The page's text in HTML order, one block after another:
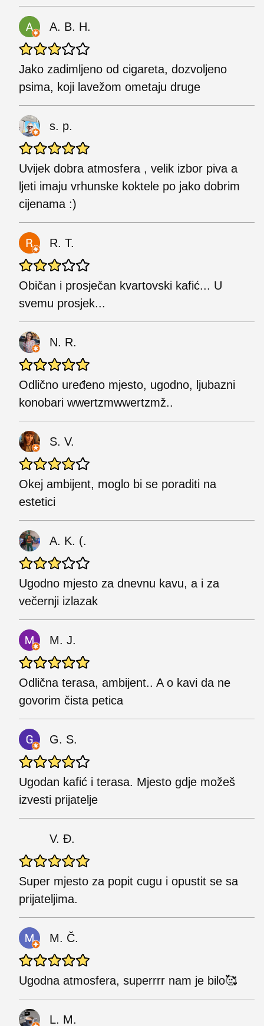
A. B. H.
Jako zadimljeno od cigareta, dozvoljeno
psima, koji lavežom ometaju druge
s. p.
Uvijek dobra atmosfera , velik izbor piva a
ljeti imaju vrhunske koktele po jako dobrim
cijenama :)
R. T.
Običan i prosječan kvartovski kafić... U
svemu prosjek...
N. R.
Odlično uređeno mjesto, ugodno, ljubazni
konobari wwertzmwwertzmž..
S. V.
Okej ambijent, moglo bi se poraditi na
estetici
A. K. (.
Ugodno mjesto za dnevnu kavu, a i za
večernji izlazak
M. J.
Odlična terasa, ambijent.. A o kavi da ne
govorim čista petica
G. S.
Ugodan kafić i terasa. Mjesto gdje možeš
izvesti prijatelje
V. Đ.
Super mjesto za popit cugu i opustit se sa
prijateljima.
M. Č.
Ugodna atmosfera, superrrr nam je bilo🥰
L. M.